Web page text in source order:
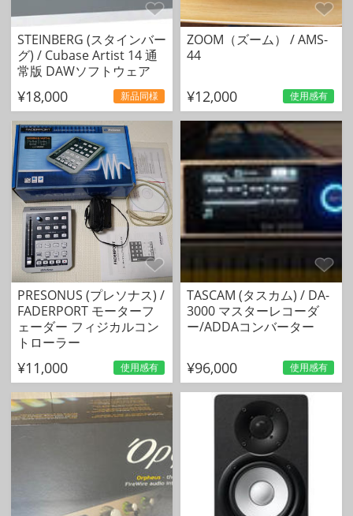
STEINBERG (スタインバー
グ) / Cubase Artist 14 通
常版 DAWソフトウェア
¥18,000 新品同様
ZOOM（ズーム） / AMS-
44
¥12,000 使用感有
PRESONUS (プレソナス) /
FADERPORT モーターフ
ェーダー フィジカルコン
トローラー
¥11,000 使用感有
TASCAM (タスカム) / DA-
3000 マスターレコーダ
ー/ADDAコンバーター
¥96,000 使用感有